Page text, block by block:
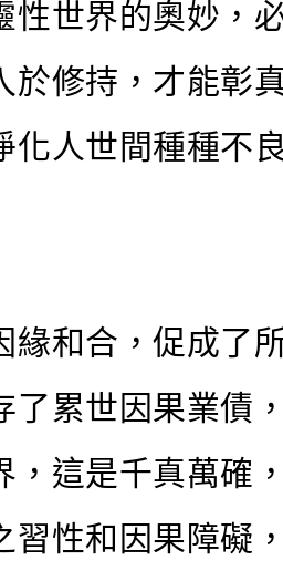
性世界的奧妙，
於修持，才能彰
化人世間種種不
緣和合，促成了
了累世因果業債
，這是千真萬確
習性和因果障礙